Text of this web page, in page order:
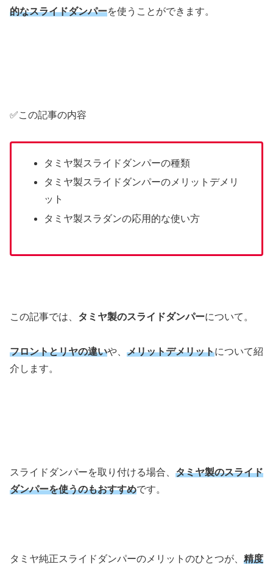
的なスライドダンパーを使うことができます。
✅この記事の内容
タミヤ製スライドダンパーの種類
タミヤ製スライドダンパーのメリットデメリ
ット
タミヤ製スラダンの応用的な使い方
この記事では、 タミヤ製のスライドダンパーについて。
フロントとリヤの違いや、 メリットデメリットについて紹
介します。
スライドダンパーを取り付ける場合、 タミヤ製のスライド
ダンパーを使うのもおすすめです。
タミヤ純正スライドダンパーのメリットのひとつが、 精度